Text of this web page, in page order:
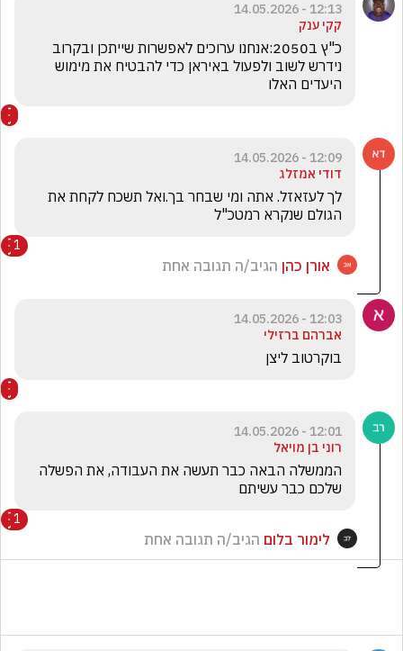
12:13 - 14.05.2026
קקי ענק
היעדים האלו
12:09 - 14.05.2026
דודי אמזלג
הגולם שנקרא רמטכ"ל
1
אורן כהן הגיב/ה תגובה אחת
12:03 - 14.05.2026
אברהם ברזילי
בוקרטוב ליצן
12:01 - 14.05.2026
רוני בן מויאל
שלכם כבר עשיתם
1
לימור בלום הגיב/ה תגובה אחת